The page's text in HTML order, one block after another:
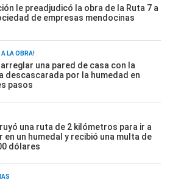
le preadjudicó la obra de la Ruta 7 a
de empresas mendocinas
A LA OBRA!
una pared de casa con la
descascarada por la humedad en
pasos
una ruta de 2 kilómetros para ir a
en un humedal y recibió una multa de
dólares